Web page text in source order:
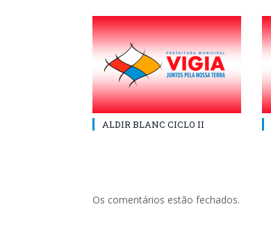
ALDIR BLANC CICLO II
Os comentários estão fechados.